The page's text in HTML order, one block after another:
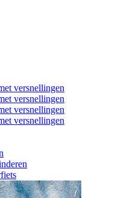
versnellingen
versnellingen
versnellingen
versnellingen